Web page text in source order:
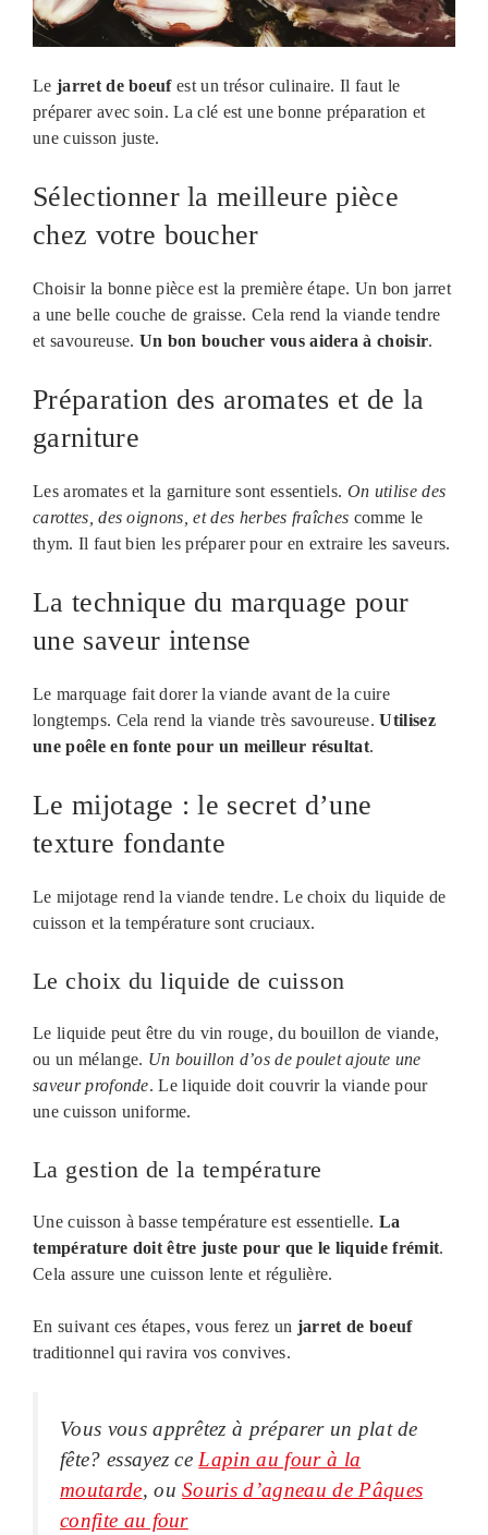
Le jarret de boeufest un trésor culinaire. Il faut le
préparer avec soin. La clé est une bonne préparation et
une cuisson juste.
Sélectionner la meilleure pièce
chez votre boucher
Choisir la bonne pièce est la première étape. Un bon jarret
a une belle couche de graisse. Cela rend la viande tendre
et savoureuse. Un bon boucher vous aidera à choisir.
Préparation des aromates et de la
garniture
Les aromates et la garniture sont essentiels. On utilise des
carottes, des oignons, et des herbes fraîches comme le
thym. Il faut bien les préparer pour en extraire les saveurs.
La technique du marquage pour
une saveur intense
Le marquage fait dorer la viande avant de la cuire
longtemps. Cela rend la viande très savoureuse.Utilisez
une poêle en fonte pour un meilleur résultat.
Le mijotage : le secret d’une
texture fondante
Le mijotage rend la viande tendre. Le choix du liquide de
cuisson et la température sont cruciaux.
Le choix du liquide de cuisson
Le liquide peut être du vin rouge, du bouillon de viande,
ou un mélange. Un bouillon d’os de poulet ajoute une
saveur profonde. Le liquide doit couvrir la viande pour
une cuisson uniforme.
La gestion de la température
Une cuisson à basse température est essentielle. La
température doit être juste pour que le liquide frémit.
Cela assure une cuisson lente et régulière.
En suivant ces étapes, vous ferez un jarret de boeuf
traditionnel qui ravira vos convives.
Vous vous apprêtez à préparer un plat de
fête? essayez ceLapin au four à la
moutarde, ouSouris d’agneau de Pâques
confite au four